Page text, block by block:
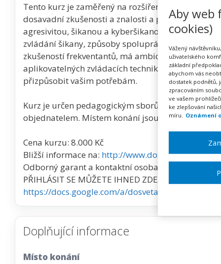
Tento kurz je zaměřený na rozšíření teoretických
dosavadní zkušenosti a znalosti a posílí je o nové
agresivitou, šikanou a kyberšikanou. Učí
zvládání šikany, způsoby spolupráce
zkušeností frekventantů, má ambici prohlubovat
aplikovatelných zvládacích technik, diskusí a
přizpůsobit vašim potřebám.
Kurz je určen pedagogickým sborům,
objednatelem. Místem konání jsou prostory
Cena kurzu: 8.000 Kč
Bližší informace na: http://www.dosveta.orgnebo
Odborný garant a kontaktní osoba: Mgr. Štefan
PŘIHLÁSIT SE MŮŽETE IHNED ZDE:
https://docs.google.com/a/dosveta.org/forms/d/e/
Doplňující informace
Místo konání
Aby web
cookies)
Vážený
uživatelského
základní
abychom vás
dostatek podnětů,
zpracováním
ve vašem
ke zlepšování
míru.
Oznámení